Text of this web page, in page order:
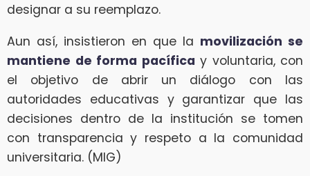
designar a su reemplazo.
Aun así, insistieron en que la movilización se
mantiene de forma pacífica y voluntaria, con
el objetivo de abrir un diálogo con las
autoridades educativas y garantizar que las
decisiones dentro de la institución se tomen
con transparencia y respeto a la comunidad
universitaria. (MIG)